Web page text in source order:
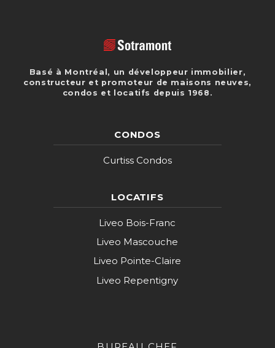
Basé à Montréal, un développeur immobilier,
constructeur et promoteur de maisons neuves,
condos et locatifs depuis 1968.
CONDOS
Curtiss Condos
LOCATIFS
Liveo Bois-Franc
Liveo Mascouche
Liveo Pointe-Claire
Liveo Repentigny